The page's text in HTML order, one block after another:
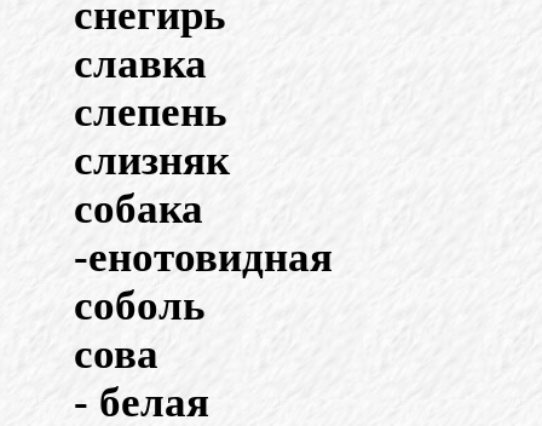
снегирь
славка
слепень
слизняк
собака
-енотовидная
соболь
сова
- белая